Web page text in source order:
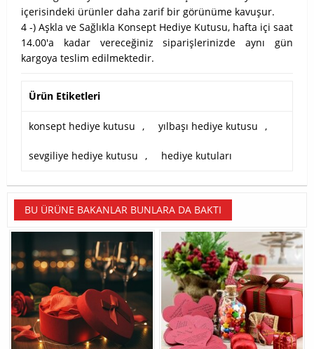
içerisindeki ürünler daha zarif bir görünüme kavuşur.
4 -) Aşkla ve Sağlıkla Konsept Hediye Kutusu, hafta içi saat
14.00'a kadar vereceğiniz siparişlerinizde aynı gün
kargoya teslim edilmektedir.
Ürün Etiketleri
konsept hediye kutusu , yılbaşı hediye kutusu ,
sevgiliye hediye kutusu , hediye kutuları
BU ÜRÜNE BAKANLAR BUNLARA DA BAKTI